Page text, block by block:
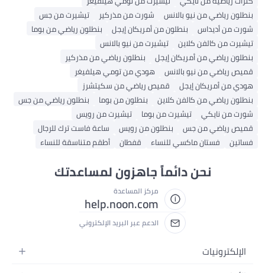
بنطلون رياضي من نيو بالانس
شورت من مذركير
تيشيرت من جس
شورت من أديداس
بنطلون من أمريكان إيجل
بنطلون رياضي من بوما
تيشيرت من كالفن كلاين
تيشيرت من نيو بالانس
بنطلون رياضي من أمريكان إيجل
بنطلون رياضي من مذركير
قميص رياضي من نيو بالانس
هودي من تومي هيلفيغر
هودي من أمريكان إيجل
قميص رياضي من سكيتشرز
بنطلون رياضي من كالفن كلاين
بنطلون من بوما
بنطلون رياضي من جس
شورت من نايكي
تيشيرت من بوما
تيشيرت من رويس
قميص رياضي من جس
بنطلون من رويس
ساعة فاست ترك للرجال
فساتين
فستان ماكسي للنساء قفطان أطقم متناسقة للنساء
نحن دائماً جاهزون لمساعدتك
مركز المساعدة
help.noon.com
الدعم عبر البريد الإلكتروني
الإلكترونيات